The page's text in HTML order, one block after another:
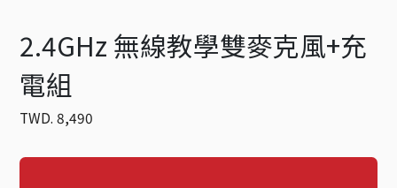
2.4GHz 無線教學雙麥克風+充
電組
TWD. 8,490